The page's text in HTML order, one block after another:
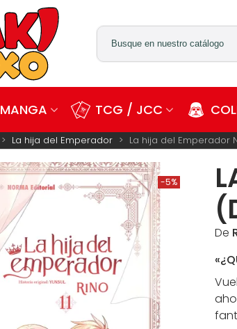
MANGA TCG / JCC
> La hija del Emperador > La hija del Emperador
-5%
De